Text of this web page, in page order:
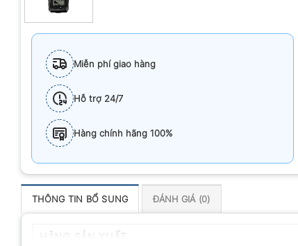
Miễn phí giao hàng
Hỗ trợ 24/7
Hàng chính hãng 100%
THÔNG TIN BỔ SUNG ĐÁNH GIÁ (0)